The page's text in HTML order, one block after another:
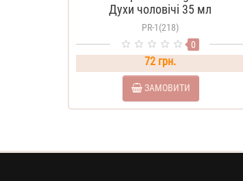
Духи чоловічі 35 мл
PR-1(218)
0
72 грн.
ЗАМОВИТИ